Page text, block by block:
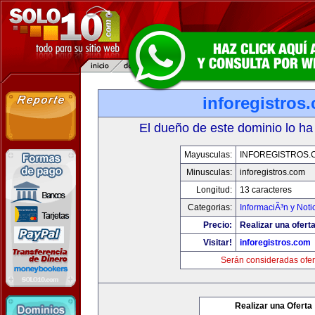
El dueño de este dominio lo
Mayusculas:
Minusculas:
inforegistros.com
Longitud:
13 caracteres
Categorias:
InformaciÃ³n y
Precio:
Realizar una
Visitar!
inforegistros.com
Serán consideradas
Realizar una Oferta